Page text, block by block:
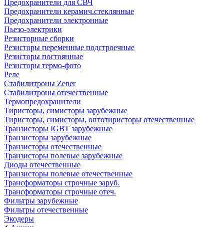
Предохранители для СВЧ
Предохранители керамич.стеклянные
Предохранители электронные
Пьезо-электрики
Резисторные сборки
Резисторы переменные подстроечные
Резисторы постоянные
Резисторы термо-фото
Реле
Стабилитроны Zener
Стабилитроны отечественные
Термопредохранители
Тиристоры, симисторы зарубежные
Тиристоры, симисторы, оптотиристоры отечественные
Транзисторы IGBT зарубежные
Транзисторы зарубежные
Транзисторы отечественные
Транзисторы полевые зарубежные
Диоды отечественные
Транзисторы полевые отечественные
Трансформаторы строчные заруб.
Трансформаторы строчные отеч.
Фильтры зарубежные
Фильтры отечественные
Экодеры